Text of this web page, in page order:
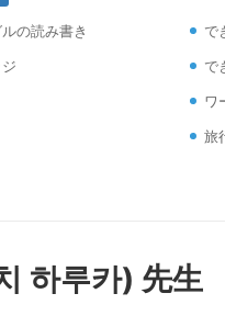
の読み書き
で
で
ワ
旅
하루카) 先生